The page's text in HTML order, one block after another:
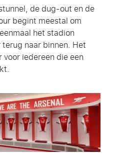
de dug-out en de
begint meestal om
het stadion
naar binnen. Het
iedereen die een